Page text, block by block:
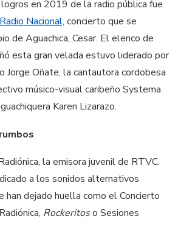
en 2019 de la radio pública fue
Nacional, concierto que se
de Aguachica, Cesar. El elenco de
esta gran velada estuvo liderado por
Oñate, la cantautora cordobesa
músico-visual caribeño Systema
Karen Lizarazo.
la emisora juvenil de RTVC.
a los sonidos alternativos
dejado huella como el Concierto
Rockeritoso Sesiones